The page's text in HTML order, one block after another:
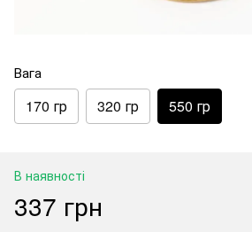
Вага
170 гр 320 гр 550 гр
В наявності
337 грн